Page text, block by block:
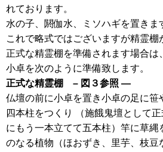
れております。
水の子、閼伽水、ミソハギを置きま
これで略式ではございますが精霊棚
正式な精霊棚を準備されます場合は
小卓を次のように準備致します。
正式な精霊棚 – 図３参照 —
仏壇の前に小卓を置き小卓の足に笹
四本柱をつくり （施餓鬼壇として
にもう一本立てて五本柱）竿に草縄
のなる植物（ほおずき、里芋、枝豆